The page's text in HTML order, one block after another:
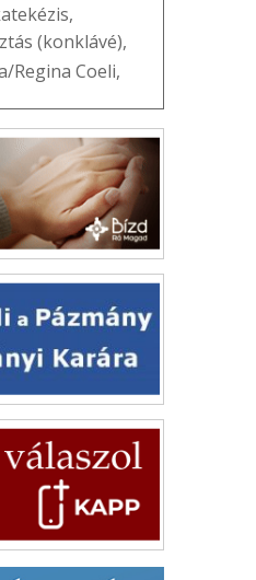
,
(konklávé),
Regina Coeli,